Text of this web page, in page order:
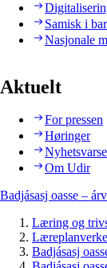
Samisk i
Nasjonale
Aktuelt
For pressen
Høringer
Om Udir
Badjásasj oasse –
Læring og
Badjásasj